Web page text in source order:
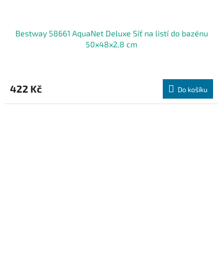
Bestway 58661 AquaNet Deluxe Síť na listí do bazénu
50x48x2,8 cm
422 Kč Do košíku